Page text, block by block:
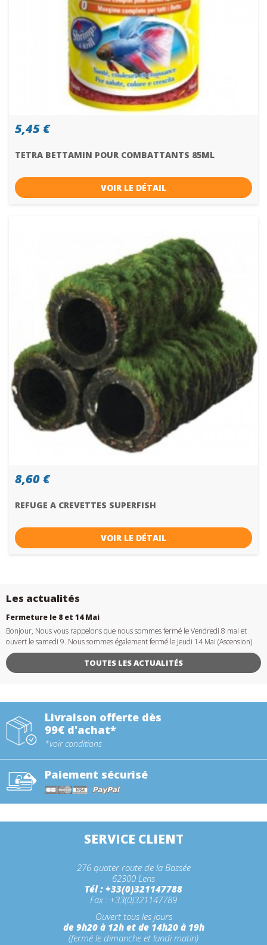
5,45 €
TETRA BETTAMIN POUR COMBATTANTS 85ML
VOIR LE DÉTAIL
8,60 €
REFUGE A CREVETTES SUPERFISH
VOIR LE DÉTAIL
Les actualités
Fermeture le 8 et 14 Mai
Bonjour, Nous vous rappelons que nous sommes fermé le Vendredi 8 mai et
ouvert le samedi 9. Nous sommes également fermé le Jeudi 14 Mai (Ascension).
TOUTES LES ACTUALITÉS
Livraison offerte dès
99€ d'achat*
*voir conditions
Paiement sécurisé
SERVICE CLIENT
276 quater route de la Bassée
62300 Lens
Tél : +33(0)321147788
Fax : +33(0)321147789
Ouvert tous les jours
de 9h20 à 12h et de 14h20 à 19h
(fermé le dimanche et lundi matin)